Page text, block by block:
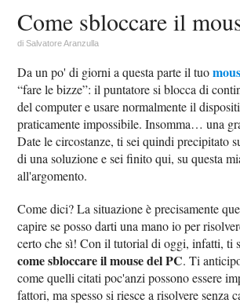
Come sbloccare il
diSalvatore Aranzulla
Da un po' di giorni a questa parte il tuo
“fare le bizze”: il puntatore si blocca di
del computer e usare normalmente il
praticamente impossibile. Insomma… una
Date le circostanze, ti sei quindi precipitato
di una soluzione e sei finito qui, su questa
all'argomento.
Come dici? La situazione è precisamente
capire se posso darti una mano io per
certo che sì! Con il tutorial di oggi, infatti, ti
come sbloccare il mouse del PC. Ti
come quelli citati poc'anzi possono essere
fattori, ma spesso si riesce a risolvere senza